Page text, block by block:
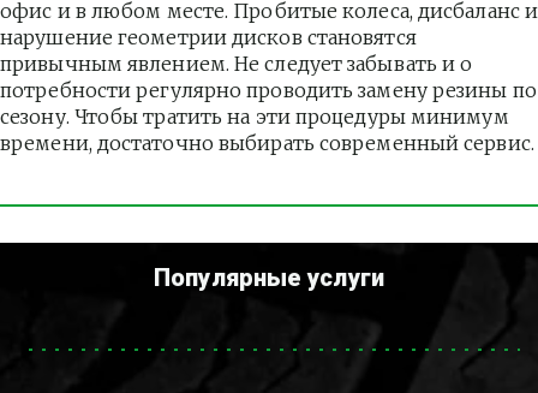
офис и в любом месте. Пробитые колеса, дисбаланс и
нарушение геометрии дисков становятся
привычным явлением. Не следует забывать и о
потребности регулярно проводить замену резины по
сезону. Чтобы тратить на эти процедуры минимум
времени, достаточно выбирать современный сервис.
Популярные услуги